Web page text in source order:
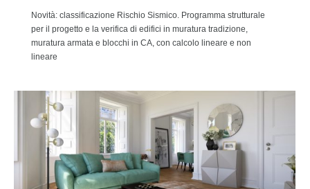
Novità: classificazione Rischio Sismico. Programma strutturale
per il progetto e la verifica di edifici in muratura tradizione,
muratura armata e blocchi in CA, con calcolo lineare e non
lineare